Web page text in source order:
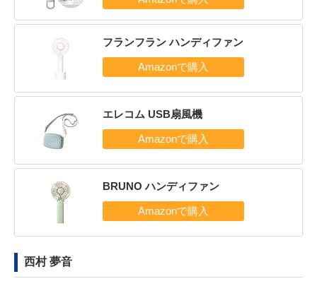
フランフラン ハンディファン
エレコム USB扇風機
BRUNO ハンディファン
西村 夢音